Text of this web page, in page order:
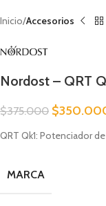
Inicio Accesorios
Nordost – QRT
$375.000 $
QRT Qk1: Potenciador
MARCA